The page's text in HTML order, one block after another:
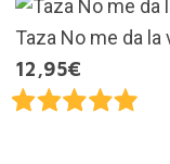
Taza No me da la
12,95€